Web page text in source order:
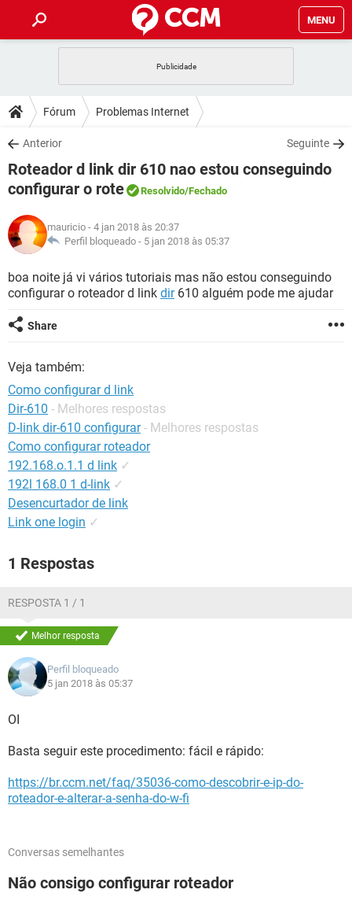
MENU
CELULAR FACEBOOK
OUTLOOK
INSTAGRAM GMAIL
GUIA DE COMPRAS
DICAS
JOGOS WHATSAPP
OUTLOOK
GUIA DE COMPRAS
DOWNLOADS
JOGOS WHATSAPP
CELULAR FACEBOOK
OUTLOOK
INSTAGRAM
GUIA DE COMPRAS
FÓRUM
CELULAR FACEBOOK
INSTAGRAM GMAIL
GUIA DE COMPRAS
GLOSSÁRIO
JOGOS
CELULAR FACEBOOK
INSTAGRAM
Fórum Problemas Internet
Anterior Seguinte
Roteador d link dir 610 nao estou conseguindo
configurar o rote
Resolvido/Fechado
mauricio - 4 jan 2018 às 20:37
Perfil bloqueado - 5 jan 2018 às 05:37
boa noite já vi vários tutoriais mas não estou conseguindo
configurar o roteador d link dir610 alguém pode me ajudar
Share
Veja também:
Como configurar d link
Dir-610 - Melhores respostas
D-link dir-610 configurar - Melhores respostas
Como configurar roteador
192.168.o.1.1 d link ✓
192l 168.0 1 d-link ✓
Desencurtador de link
Link one login ✓
1 Respostas
RESPOSTA 1 / 1
Melhor resposta
Perfil bloqueado
5 jan 2018 às 05:37
OI
Basta seguir este procedimento: fácil e rápido:
https://br.ccm.net/faq/35036-como-descobrir-e-ip-do-
roteador-e-alterar-a-senha-do-w-fi
Conversas semelhantes
Não consigo configurar roteador